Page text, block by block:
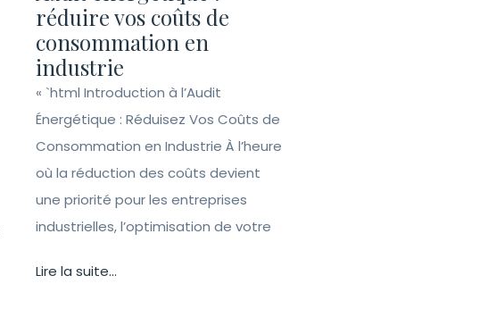
réduire vos coûts de
consommation en
industrie
« `html Introduction à l’Audit
Énergétique : Réduisez Vos Coûts de
Consommation en Industrie À l’heure
où la réduction des coûts devient
une priorité pour les entreprises
industrielles, l’optimisation de votre
Lire la suite...